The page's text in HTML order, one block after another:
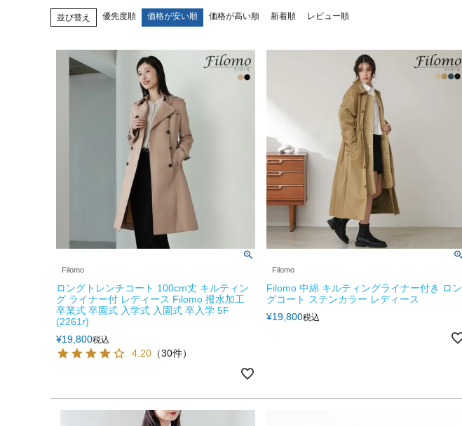
並び替え 優先度順 価格が安い順 価格が高い順 新着順 レビュー順
Filomo
ロングトレンチコート 100cm丈 キルティン
グ ライナー付 レディース Filomo 撥水加工
卒業式 卒園式 入学式 入園式 卒入学 5F
(2261r)
¥19,800税込
4.20 （30件）
Filomo
Filomo 中綿 キルティングライナー付き ロン
グコート ステンカラー レディース
¥19,800税込